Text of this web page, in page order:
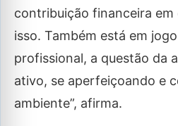
contribuição financeira em
isso. Também está em
profissional, a questão da
ativo, se aperfeiçoando e
ambiente”, afirma.